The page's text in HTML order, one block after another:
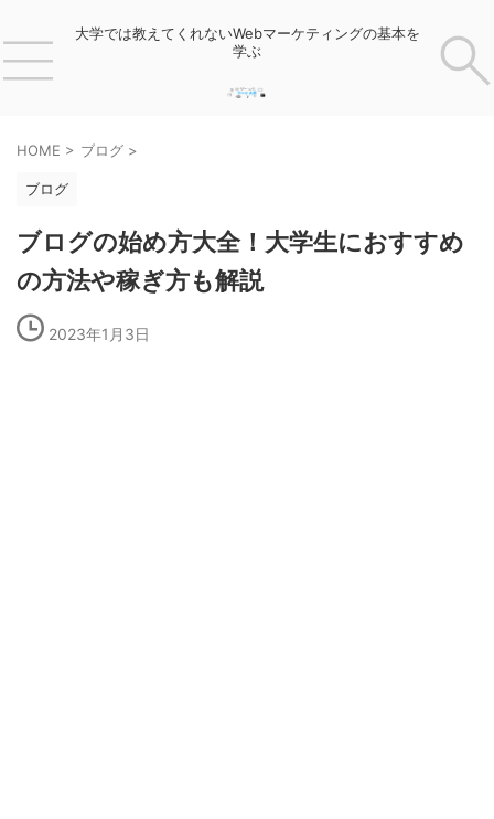
大学では教えてくれないWebマーケティングの基本を
学ぶ
HOME > ブログ >
ブログ
ブログの始め方大全！大学生におすすめ
の方法や稼ぎ方も解説
2023年1月3日